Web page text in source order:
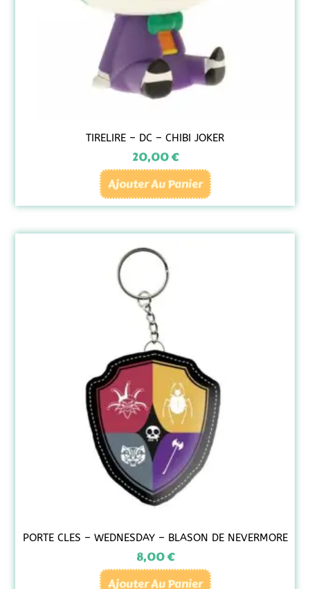
TIRELIRE – DC – CHIBI JOKER
20,00€
Ajouter Au Panier
PORTE CLES – WEDNESDAY – BLASON DE NEVERMORE
8,00€
Ajouter Au Panier